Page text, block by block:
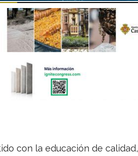
con la educación de calidad,